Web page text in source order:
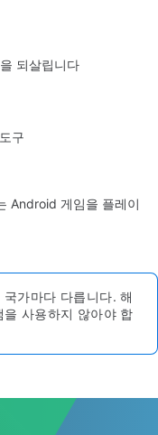
되살립니다
구
Android 게임을 플레이
가마다 다릅니다. 해
사용하지 않아야 합